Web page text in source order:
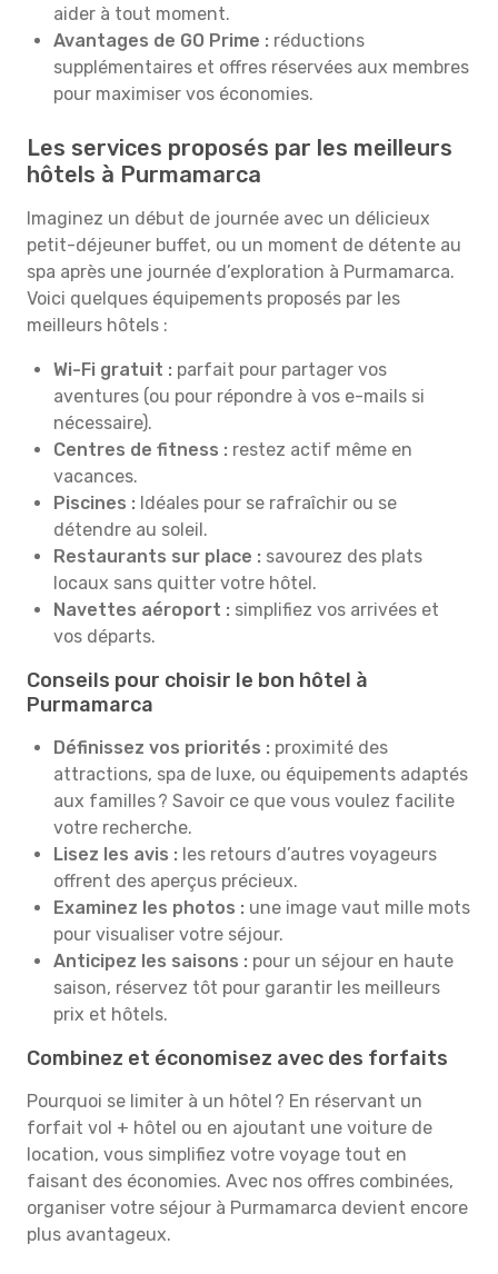
aider à tout moment.
Avantages de GO Prime : réductions
supplémentaires et offres réservées aux membres
pour maximiser vos économies.
Les services proposés par les meilleurs
hôtels à Purmamarca
Imaginez un début de journée avec un délicieux
petit-déjeuner buffet, ou un moment de détente au
spa après une journée d’exploration à Purmamarca.
Voici quelques équipements proposés par les
meilleurs hôtels :
Wi-Fi gratuit : parfait pour partager vos
aventures (ou pour répondre à vos e-mails si
nécessaire).
Centres de fitness : restez actif même en
vacances.
Piscines : Idéales pour se rafraîchir ou se
détendre au soleil.
Restaurants sur place : savourez des plats
locaux sans quitter votre hôtel.
Navettes aéroport : simplifiez vos arrivées et
vos départs.
Conseils pour choisir le bon hôtel à
Purmamarca
Définissez vos priorités : proximité des
attractions, spa de luxe, ou équipements adaptés
aux familles ? Savoir ce que vous voulez facilite
votre recherche.
Lisez les avis : les retours d’autres voyageurs
offrent des aperçus précieux.
Examinez les photos : une image vaut mille mots
pour visualiser votre séjour.
Anticipez les saisons : pour un séjour en haute
saison, réservez tôt pour garantir les meilleurs
prix et hôtels.
Combinez et économisez avec des forfaits
Pourquoi se limiter à un hôtel ? En réservant un
forfait vol + hôtel ou en ajoutant une voiture de
location, vous simplifiez votre voyage tout en
faisant des économies. Avec nos offres combinées,
organiser votre séjour à Purmamarca devient encore
plus avantageux.